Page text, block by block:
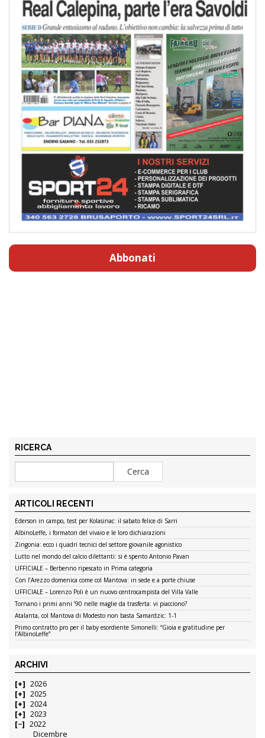
Abbonati
RICERCA
ARTICOLI RECENTI
Ederson in campo, test per Kolasinac: il sabato felice di Sarri
AlbinoLeffe, i formatori del vivaio e le loro dichiarazioni
Zingonia: ecco i quadri tecnici del settore giovanile agonistico
Lutto nel mondo del calcio dilettanti: si è spento Antonio Pavan
UFFICIALE – Berbenno ripescato in Prima categoria
Con l’Arezzo domenica come col Mantova: in sede e a porte chiuse
UFFICIALE – Lorenzo Poli è un nuovo centrocampista del Villa Valle
Tornano i primi anni ’90 nelle maglie da trasferta: vi piacciono?
Atalanta, col Mantova di Modesto non basta Samardzic: 1-1
Primo contratto pro per il baby esordiente Simonelli: “Gioia e gratitudine per
l’AlbinoLeffe”
ARCHIVI
2026
2025
2024
2023
2022
Dicembre